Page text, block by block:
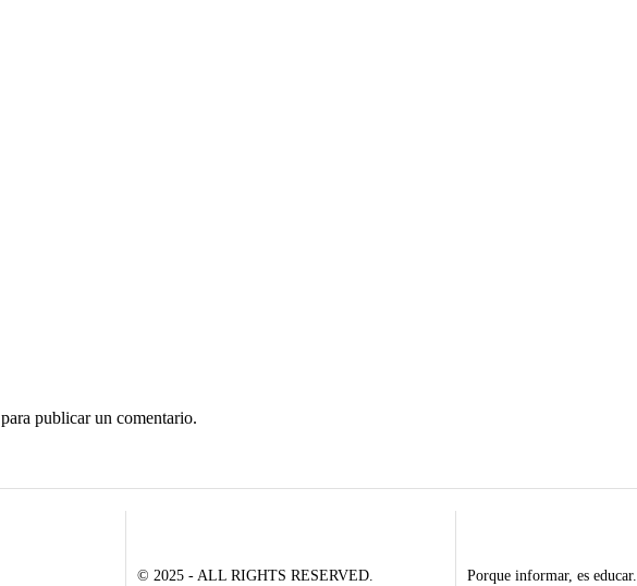
para publicar un comentario.
© 2025 - ALL RIGHTS RESERVED. Porque informar, es educar.